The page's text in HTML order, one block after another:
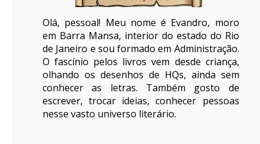
Olá, pessoal! Meu nome é Evandro, moro
em Barra Mansa, interior do estado do Rio
de Janeiro e sou formado em Administração.
O fascínio pelos livros vem desde criança,
olhando os desenhos de HQs, ainda sem
conhecer as letras. Também gosto de
escrever, trocar ideias, conhecer pessoas
nesse vasto universo literário.